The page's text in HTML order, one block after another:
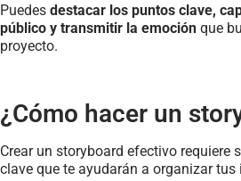
Puedes destacar los puntos clave,
público y transmitir la emoción que
proyecto.
¿Cómo hacer un
Crear un storyboard efectivo requiere
clave que te ayudarán a organizar